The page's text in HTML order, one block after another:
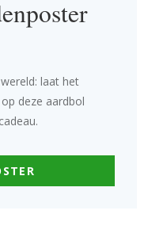
laat het
deze aardbol